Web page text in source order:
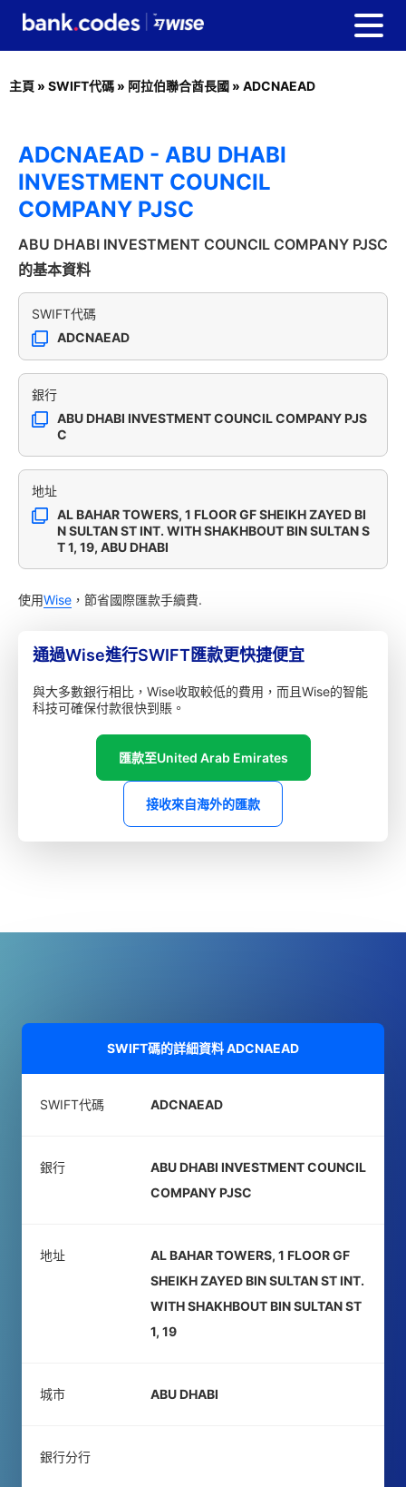
主頁 » SWIFT代碼 » 阿拉伯聯合酋長國 » ADCNAEAD
ADCNAEAD - ABU DHABI
INVESTMENT COUNCIL
COMPANY PJSC
ABU DHABI INVESTMENT COUNCIL COMPANY PJSC
的基本資料
SWIFT代碼
ADCNAEAD
銀行
ABU DHABI INVESTMENT COUNCIL COMPANY PJS
C
地址
AL BAHAR TOWERS, 1 FLOOR GF SHEIKH ZAYED BI
N SULTAN ST INT. WITH SHAKHBOUT BIN SULTAN S
T 1, 19, ABU DHABI
使用Wise ，節省國際匯款手續費.
通過Wise進行SWIFT匯款更快捷便宜
與大多數銀行相比，Wise收取較低的費用，而且Wise的智能
科技可確保付款很快到賬。
匯款至United Arab Emirates
接收來自海外的匯款
SWIFT碼的詳細資料ADCNAEAD
SWIFT代碼 ADCNAEAD
銀行
ABU DHABI INVESTMENT COUNCIL
COMPANY PJSC
地址
AL BAHAR TOWERS, 1 FLOOR GF
SHEIKH ZAYED BIN SULTAN ST INT.
WITH SHAKHBOUT BIN SULTAN ST
1, 19
城市 ABU DHABI
銀行分行